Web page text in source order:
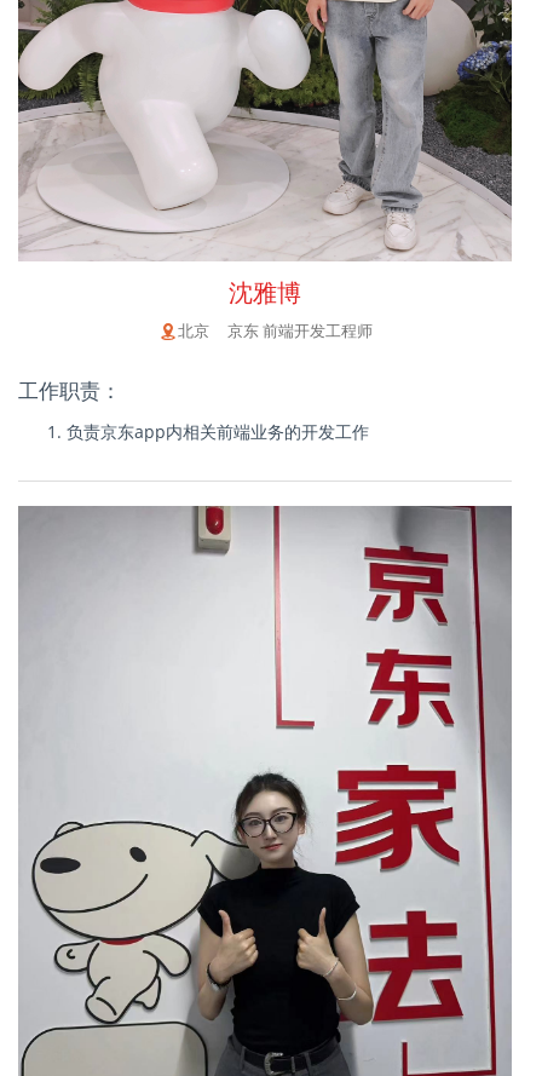
沈雅博
北京 京东 前端开发工程师
工作职责：
负责京东app内相关前端业务的开发工作